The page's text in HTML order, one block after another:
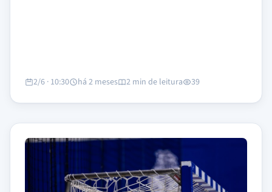
2/6 · 10:30 há 2 meses 2 min de leitura 39